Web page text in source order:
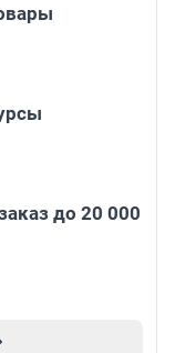
до 20 000